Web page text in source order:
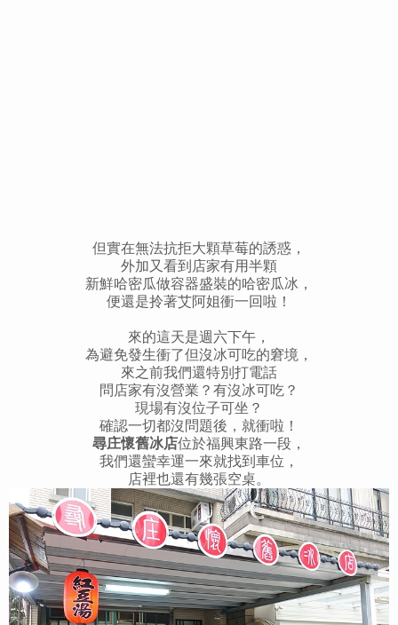
但實在無法抗拒大顆草莓的誘惑，
外加又看到店家有用半顆
新鮮哈密瓜做容器盛裝的哈密瓜冰，
便還是拎著艾阿姐衝一回啦！
來的這天是週六下午，
為避免發生衝了但沒冰可吃的窘境，
來之前我們還特別打電話
問店家有沒營業？有沒冰可吃？
現場有沒位子可坐？
確認一切都沒問題後，就衝啦！
尋庄懷舊冰店位於福興東路一段，
我們還蠻幸運一來就找到車位，
店裡也還有幾張空桌。